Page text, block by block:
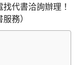
代書洽詢辦理！
務）